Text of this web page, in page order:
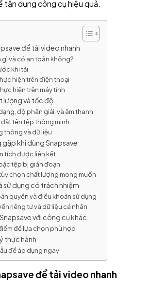
tận dụng công cụ hiệu quả.
để tải video nhanh
gì và có an toàn không?
khi tải
hiện trên điện thoại
hiện trên máy tính
lượng và tốc độ
độ phân giải, và âm thanh
đặt tên tệp thông minh
thông và dữ liệu
gặp khi dùng Snapsave
tích được liên kết
tệp bị gián đoạn
chọn chất lượng mong muốn
sử dụng có trách nhiệm
quyền và điều khoản sử dụng
riêng tư và dữ liệu cá nhân
với công cụ khác
để lựa chọn phù hợp
thực hành
để áp dụng ngay
để tải video nhanh